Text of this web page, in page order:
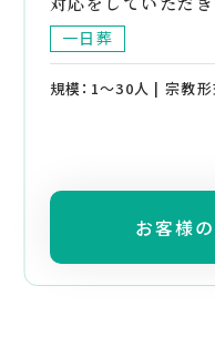
一日葬
規模：1～30人 | 宗教形
お客様